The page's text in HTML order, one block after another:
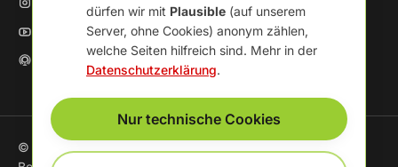
© 2026 Apotheke im Nordharz Center · Inh. Susanne
dürfen wir mit Plausible (auf unserem
Server, ohne Cookies) anonym zählen,
welche Seiten hilfreich sind. Mehr in der
Datenschutzerklärung.
Nur technische Cookies